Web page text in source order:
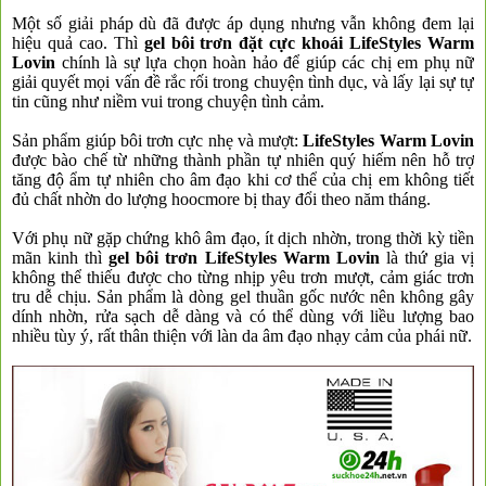
Một số giải pháp dù đã được áp dụng nhưng vẫn không đem lại
hiệu quả cao. Thì gel bôi trơn đặt cực khoái LifeStyles Warm
Lovin chính là sự lựa chọn hoàn hảo để giúp các chị em phụ nữ
giải quyết mọi vấn đề rắc rối trong chuyện tình dục, và lấy lại sự tự
tin cũng như niềm vui trong chuyện tình cảm.
Sản phẩm giúp bôi trơn cực nhẹ và mượt:LifeStyles Warm Lovin
được bào chế từ những thành phần tự nhiên quý hiếm nên hỗ trợ
tăng độ ẩm tự nhiên cho âm đạo khi cơ thể của chị em không tiết
đủ chất nhờn do lượng hoocmore bị thay đổi theo năm tháng.
Với phụ nữ gặp chứng khô âm đạo, ít dịch nhờn, trong thời kỳ tiền
mãn kinh thìgel bôi trơn LifeStyles Warm Lovin là thứ gia vị
không thể thiếu được cho từng nhịp yêu trơn mượt, cảm giác trơn
tru dễ chịu. Sản phẩm là dòng gel thuần gốc nước nên không gây
dính nhờn, rửa sạch dễ dàng và có thể dùng với liều lượng bao
nhiều tùy ý, rất thân thiện với làn da âm đạo nhạy cảm của phái nữ.